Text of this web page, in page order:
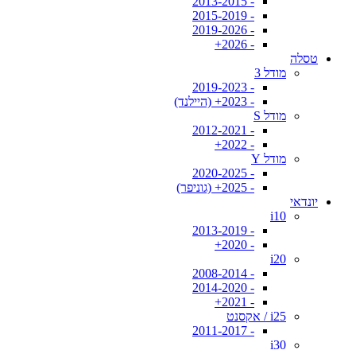
- 2015-2019
- 2019-2026
- 2026+
טסלה
מודל 3
- 2019-2023
- 2023+ (היילנד)
מודל S
- 2012-2021
- 2022+
מודל Y
- 2020-2025
- 2025+ (גוניפר)
יונדאי
i10
- 2013-2019
- 2020+
i20
- 2008-2014
- 2014-2020
- 2021+
i25 / אקסנט
- 2011-2017
i30